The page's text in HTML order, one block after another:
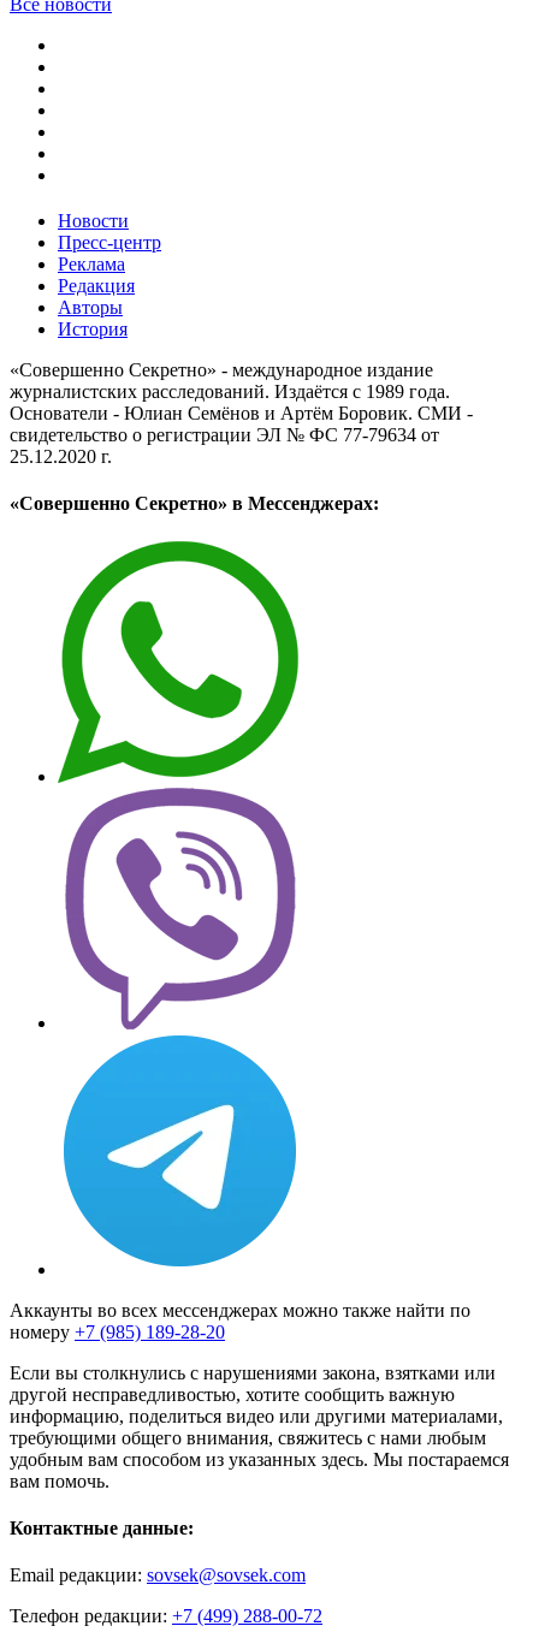
Все новости
Новости
Пресс-центр
Реклама
Редакция
Авторы
История
«Совершенно Секретно» - международное издание
журналистских расследований. Издаётся с 1989 года.
Основатели - Юлиан Семёнов и Артём Боровик. CМИ -
свидетельство о регистрации ЭЛ № ФС 77-79634 от
25.12.2020 г.
«Совершенно Секретно» в Мессенджерах:
Аккаунты во всех мессенджерах можно также найти по
номеру +7 (985) 189-28-20
Если вы столкнулись с нарушениями закона, взятками или
другой несправедливостью, хотите сообщить важную
информацию, поделиться видео или другими материалами,
требующими общего внимания, свяжитесь с нами любым
удобным вам способом из указанных здесь. Мы постараемся
вам помочь.
Контактные данные:
Email редакции: sovsek@sovsek.com
Телефон редакции: +7 (499) 288-00-72